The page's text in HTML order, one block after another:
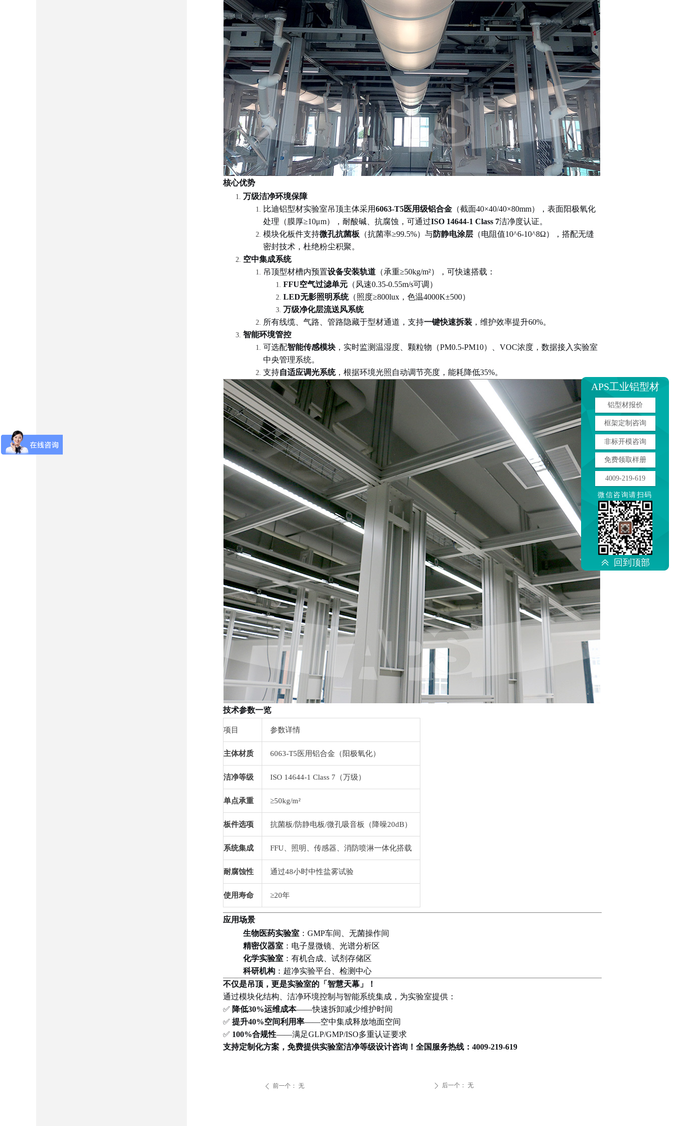
核心优势
万级洁净环境保障
比迪铝型材实验室吊顶主体采用6063-T5医用级铝合金 （截面40×40/40×80mm），表面阳极氧化
处理（膜厚≥10μm），耐酸碱、抗腐蚀，可通过ISO 14644-1 Class 7洁净度认证。
模块化板件支持微孔抗菌板 （抗菌率≥99.5%）与防静电涂层 （电阻值10^6-10^8Ω），搭配无缝
密封技术，杜绝粉尘积聚。
空中集成系统
吊顶型材槽内预置设备安装轨道 （承重≥50kg/m²），可快速搭载：
FFU空气过滤单元 （风速0.35-0.55m/s可调）
LED无影照明系统（照度≥800lux ，色温4000K±500）
万级净化层流送风系统
所有线缆、气路、管路隐藏于型材通道，支持一键快速拆装 ，维护效率提升60%。
智能环境管控
可选配智能传感模块 ，实时监测温湿度、颗粒物（PM0.5-PM10）、 VOC浓度，数据接入实验室
中央管理系统。
支持自适应调光系统，根据环境光照自动调节亮度，能耗降低35%。
技术参数一览
项目 参数详情
主体材质 6063-T5医用铝合金（阳极氧化）
洁净等级 ISO 14644-1 Class 7 （万级）
单点承重 ≥50kg/m²
板件选项 抗菌板/防静电板/微孔吸音板（降噪20dB）
系统集成 FFU 、照明、传感器、消防喷淋一体化搭载
耐腐蚀性 通过48小时中性盐雾试验
使用寿命 ≥20年
应用场景
生物医药实验室 ： GMP车间、无菌操作间
精密仪器室 ：电子显微镜、光谱分析区
化学实验室 ：有机合成、试剂存储区
科研机构 ：超净实验平台、检测中心
不仅是吊顶，更是实验室的「智慧天幕」！
通过模块化结构、洁净环境控制与智能系统集成，为实验室提供：
✅ 降低30%运维成本——快速拆卸减少维护时间
✅ 提升40%空间利用率——空中集成释放地面空间
✅ 100%合规性——满足GLP/GMP/ISO多重认证要求
支持定制化方案，免费提供实验室洁净等级设计咨询！全国服务热线： 4009-219-619
ꄴ 前一个： 无 ꄲ 后一个： 无
APS工业铝型材
4009-219-619
铝型材报价
微信咨询请扫码
框架定制咨询
非标开模咨询
ꅁ 回到顶部
免费领取样册